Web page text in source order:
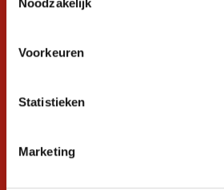
Voorkeuren
Statistieken
Marketing
Snel antwoord op je vraag?
graag verder. 24/7
Ontvang de nieuwste